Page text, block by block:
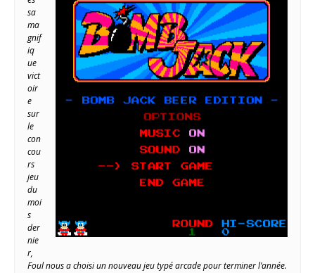
sa
ma
gnif
iq
ue
vict
oir
e
sur
le
con
cou
rs
jeu
du
moi
s
der
nie
r,
Foul nous a choisi un nouveau jeu typé arcade pour terminer l’année.